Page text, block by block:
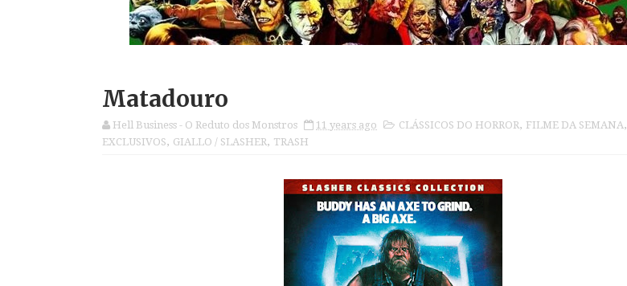
Matadouro
Hell Business - O Reduto dos Monstros 11 years ago CLÁSSICOS DO HORROR, FILME DA SEMANA,
EXCLUSIVOS, GIALLO / SLASHER, TRASH